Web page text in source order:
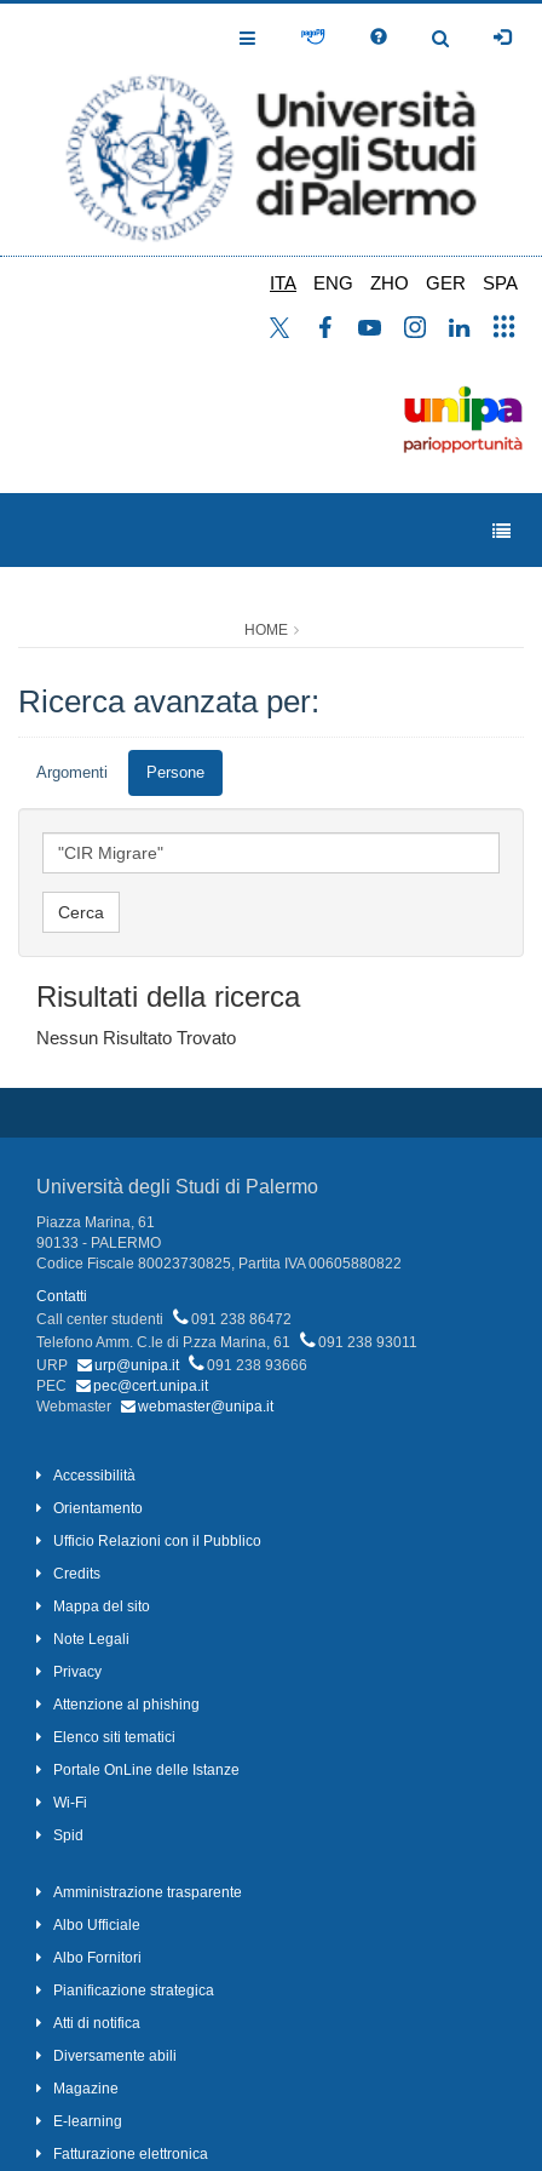
Toggle
Toggle
ITA ENG ZHO GER SPA
HOME
Ricerca avanzata per:
Argomenti Persone
Risultati della ricerca
Nessun Risultato Trovato
Università degli Studi di Palermo
Piazza Marina, 61
90133 - PALERMO
Codice Fiscale 80023730825, Partita IVA 00605880822
Contatti
Call center studenti
091 238 86472
Telefono Amm. C.le di P.zza Marina, 61
091 238 93011
URP
urp@unipa.it
091 238 93666
PEC
pec@cert.unipa.it
Webmaster
webmaster@unipa.it
Accessibilità
Orientamento
Ufficio Relazioni con il Pubblico
Credits
Mappa del sito
Note Legali
Privacy
Attenzione al phishing
Elenco siti tematici
Portale OnLine delle Istanze
Wi-Fi
Spid
Amministrazione trasparente
Albo Ufficiale
Albo Fornitori
Pianificazione strategica
Atti di notifica
Diversamente abili
Magazine
E-learning
Fatturazione elettronica